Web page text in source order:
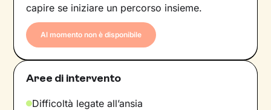
capire se iniziare un percorso insieme.
Al momento non è disponibile
Aree di intervento
Difficoltà legate all’ansia